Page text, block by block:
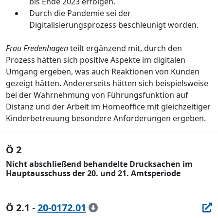
Durch die Pandemie sei der
Digitalisierungsprozess beschleunigt worden.
Frau Fredenhagenteilt ergänzend mit, durch den
Prozess hätten sich positiveAspekte im digitalen
Umgang ergeben, was auch Reaktionen von Kunden
gezeigt hätten. Andererseits hätten sich beispielsweise
bei derWahrnehmung von Führungsfunktion auf
Distanz und der Arbeit im Homeoffice mit gleichzeitiger
Kinderbetreuung besondereAnforderungen ergeben.
Ö 2
Nicht abschließend behandelte Drucksachen im
Hauptausschuss der 20. und 21. Amtsperiode
Ö 2.1 -20-0172.01